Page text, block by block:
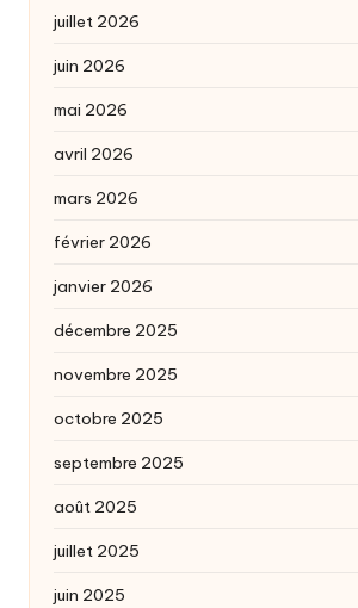
juillet 2026
juin 2026
mai 2026
avril 2026
mars 2026
février 2026
janvier 2026
décembre 2025
novembre 2025
octobre 2025
septembre 2025
août 2025
juillet 2025
juin 2025